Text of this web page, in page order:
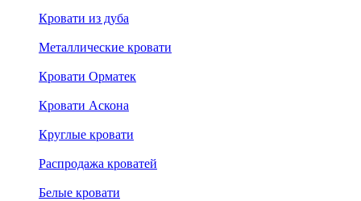
Кровати из дуба
Металлические кровати
Кровати Орматек
Кровати Аскона
Круглые кровати
Распродажа кроватей
Белые кровати